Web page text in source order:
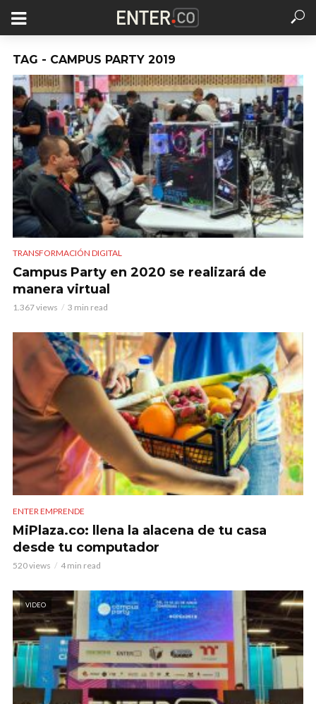
TAG - CAMPUS PARTY 2019
TRANSFORMACIÓN DIGITAL
Campus Party en 2020 se realizará de
manera virtual
1.367 views 3 min read
ENTER EMPRENDE
MiPlaza.co: llena la alacena de tu casa
desde tu computador
520 views 4 min read
VIDEO